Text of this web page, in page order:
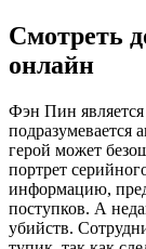
Смотреть
онлайн
Фэн Пин
подразумевается
герой может
портрет
информацию,
поступков. А
убийств.